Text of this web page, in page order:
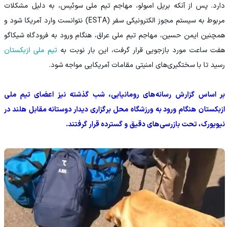
دارد. پس از آنکه بریل امبولو، مهاجم تیم ملی سوئیس، به دلیل مشکلات
مربوط به سیستم مجوز الکترونیکی سفر (ESTA) نتوانست وارد آمریکا شود و
همچنین ایمن حسین، مهاجم تیم ملی عراق، هنگام ورود به فرودگاه شیکاگو
هفت ساعت مورد بازجویی قرار گرفت، این بار نوبت به تیم ملی ازبکستان
رسید تا با سختگیری‌های امنیتی مقامات آمریکایی مواجه شود.
بر اساس گزارش رسانه‌های رومانیایی، شب گذشته نیز اعضای تیم ملی
ازبکستان هنگام ورود به ورزشگاه محل برگزاری دیدار دوستانه مقابل هلند در
نیویورک، تحت بازرسی‌های دقیق و گسترده قرار گرفتند.